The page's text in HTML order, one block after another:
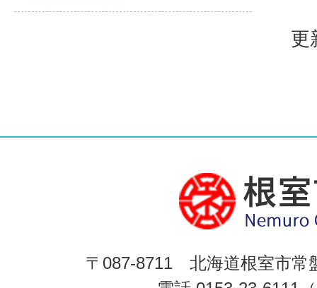
更
〒087-8711 北海道根室市常